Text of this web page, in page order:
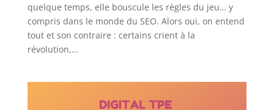
quelque temps, elle bouscule les règles du jeu… y
compris dans le monde du SEO. Alors oui, on entend
tout et son contraire : certains crient à la
révolution,...